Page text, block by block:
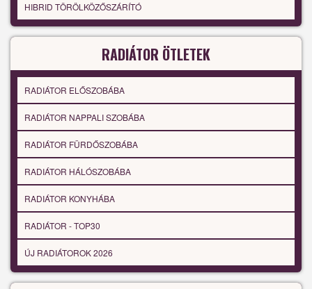
HIBRID TÖRÖLKÖZŐSZÁRÍTÓ
RADIÁTOR ÖTLETEK
RADIÁTOR ELŐSZOBÁBA
RADIÁTOR NAPPALI SZOBÁBA
RADIÁTOR FÜRDŐSZOBÁBA
RADIÁTOR HÁLÓSZOBÁBA
RADIÁTOR KONYHÁBA
RADIÁTOR - TOP30
ÚJ RADIÁTOROK 2026